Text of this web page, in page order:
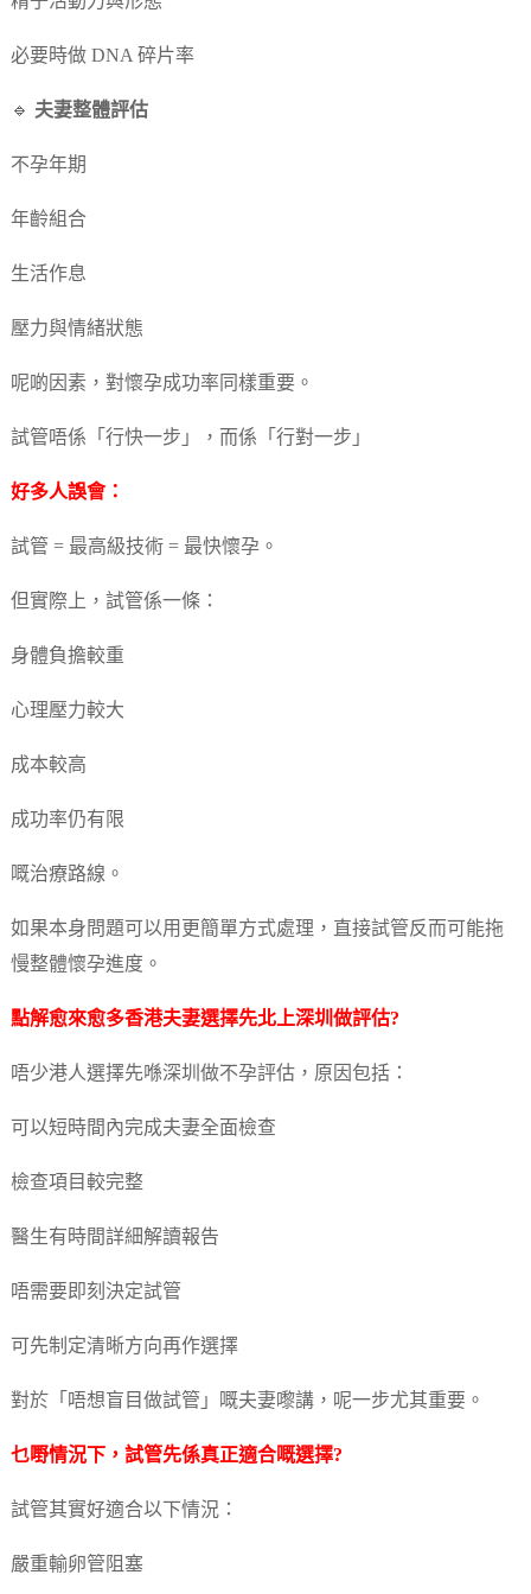
必要時做 DNA 碎片率
🔹 夫妻整體評估
不孕年期
年齡組合
生活作息
壓力與情緒狀態
呢啲因素，對懷孕成功率同樣重要。
試管唔係「行快一步」，而係「行對一步」
好多人誤會：
試管 = 最高級技術 = 最快懷孕。
但實際上，試管係一條：
身體負擔較重
心理壓力較大
成本較高
成功率仍有限
嘅治療路線。
如果本身問題可以用更簡單方式處理，直接試管反而可能拖
慢整體懷孕進度。
點解愈來愈多香港夫妻選擇先北上深圳做評估?
唔少港人選擇先喺深圳做不孕評估，原因包括：
可以短時間內完成夫妻全面檢查
檢查項目較完整
醫生有時間詳細解讀報告
唔需要即刻決定試管
可先制定清晰方向再作選擇
對於「唔想盲目做試管」嘅夫妻嚟講，呢一步尤其重要。
乜嘢情況下，試管先係真正適合嘅選擇?
試管其實好適合以下情況：
嚴重輸卵管阻塞